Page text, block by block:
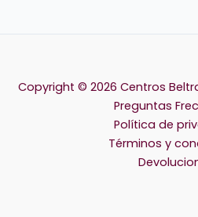
Copyright © 2026 Centros
Preguntas
Política de
Términos y